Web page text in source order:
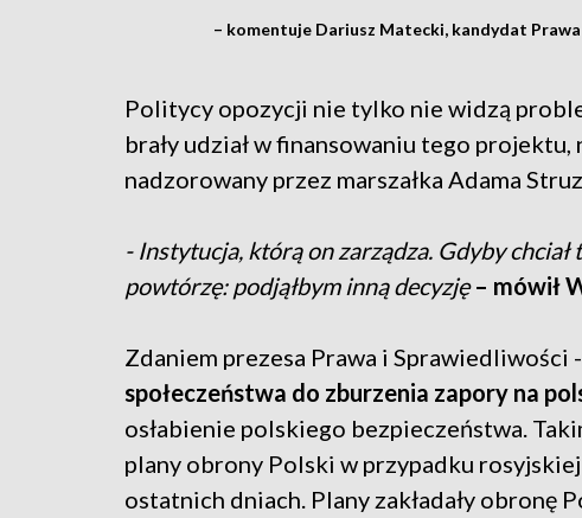
– komentuje Dariusz Matecki, kandydat
Politycy opozycji nie tylko nie widzą
brały udział w finansowaniu tego
nadzorowany przez marszałka Adama
- Instytucja, którą on zarządza. Gdyby
powtórzę: podjąłbym inną decyzję – mówił
Zdaniem prezesa Prawa i Sprawiedliwości -
społeczeństwa do zburzenia zapory na
osłabienie polskiego bezpieczeństwa.
plany obrony Polski w przypadku
ostatnich dniach. Plany zakładały obronę